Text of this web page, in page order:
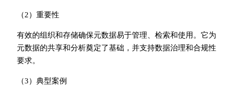
（2）重要性
有效的组织和存储确保元数据易于管理、检索和使用。它为
元数据的共享和分析奠定了基础，并支持数据治理和合规性
要求。
（3）典型案例